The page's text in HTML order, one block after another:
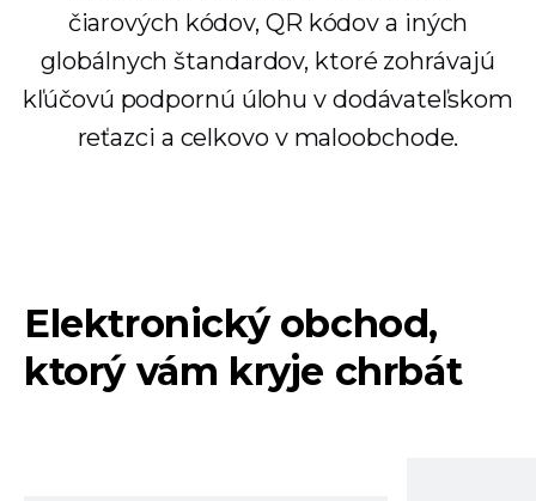
čiarových kódov, QR kódov a iných
globálnych štandardov, ktoré zohrávajú
kľúčovú podpornú úlohu v dodávateľskom
reťazci a celkovo v maloobchode.
Elektronický obchod,
ktorý vám kryje chrbát